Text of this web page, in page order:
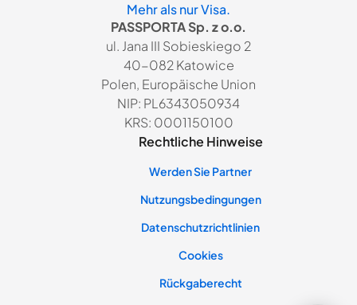
Mehr als nur Visa.
PASSPORTA Sp. z o.o.
ul. Jana III Sobieskiego 2
40-082 Katowice
Polen, Europäische Union
NIP: PL6343050934
KRS: 0001150100
Rechtliche Hinweise
Werden Sie Partner
Nutzungsbedingungen
Datenschutzrichtlinien
Cookies
Rückgaberecht